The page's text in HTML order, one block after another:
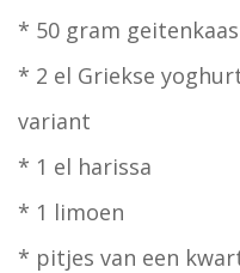
* 50 gram geitenkaas
* 2 el Griekse
variant
* 1 el harissa
* 1 limoen
* pitjes van een